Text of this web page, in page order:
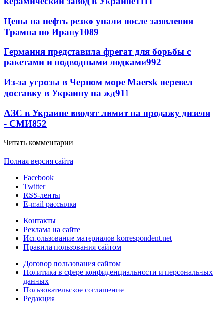
Цены на нефть резко упали после заявления
Трампа по Ирану1089
Германия представила фрегат для борьбы с
ракетами и подводными лодками992
Из-за угрозы в Черном море Maersk перевел
доставку в Украину на жд911
АЗС в Украине вводят лимит на продажу дизеля
- СМИ852
Читать комментарии
Полная версия сайта
Facebook
Twitter
RSS-ленты
E-mail рассылка
Контакты
Реклама на сайте
Использование материалов korrespondent.net
Правила пользования сайтом
Договор пользования сайтом
Политика в сфере конфиденциальности и персональных
данных
Пользовательское соглашение
Редакция